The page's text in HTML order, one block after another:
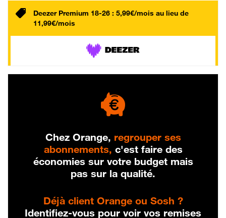
Deezer Premium 18-26 : 5,99€/mois au lieu de
11,99€/mois
Chez Orange, regrouper ses
abonnements, c'est faire des
économies sur votre budget mais
pas sur la qualité.
Déjà client Orange ou Sosh ?
Identifiez-vous pour voir vos remises